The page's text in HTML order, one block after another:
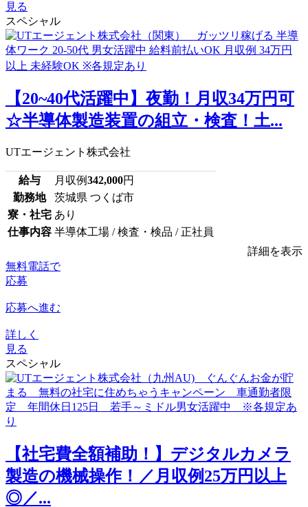
見る
スペシャル
【20~40代活躍中】夜勤！月収34万円可
☆半導体製造装置の組立・検査！土...
UTエージェント株式会社
給与 月収例342,000円
勤務地
茨城県 つくば市
寮・社宅 あり
仕事内容 半導体工場 / 検査・検品 / 正社員
詳細を表示
無料電話で
応募
応募へ進む
詳しく
見る
スペシャル
【社宅費全額補助！】デジタルカメラ
製造の機械操作！／月収例25万円以上
◎／...